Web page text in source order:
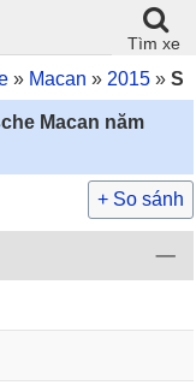
Tìm xe
Macan 2015 S
Macan năm
+ So sánh